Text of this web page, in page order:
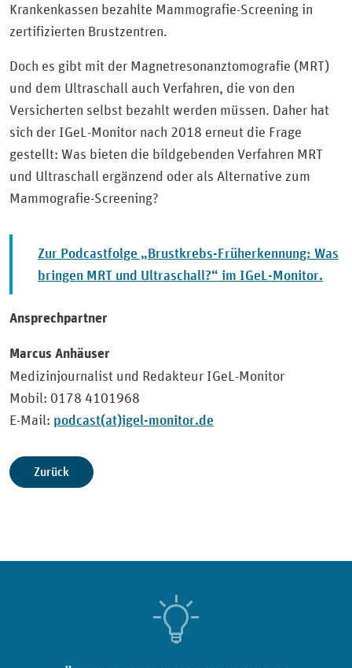
Krankenkassen bezahlte Mammografie-Screening in
zertifizierten Brustzentren.
Doch es gibt mit der Magnetresonanztomografie (MRT)
und dem Ultraschall auch Verfahren, die von den
Versicherten selbst bezahlt werden müssen. Daher hat
sich der IGeL-Monitor nach 2018 erneut die Frage
gestellt: Was bieten die bildgebenden Verfahren MRT
und Ultraschall ergänzend oder als Alternative zum
Mammografie-Screening?
Zur Podcastfolge „Brustkrebs-Früherkennung: Was
bringen MRT und Ultraschall?“ im IGeL-Monitor.
Ansprechpartner
Marcus Anhäuser
Medizinjournalist und Redakteur IGeL-Monitor
Mobil: 0178 4101968
E-Mail: podcast(at)igel-monitor.de
Zurück